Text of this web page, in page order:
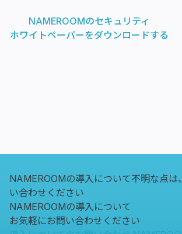
NAMEROOMのセキュリティ
ホワイトペーパーをダウンロードする
NAMEROOMの導入について不明な点は、
い合わせください
NAMEROOMの導入について
お気軽にお問い合わせください